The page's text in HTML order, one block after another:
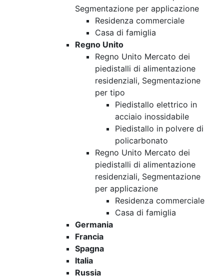
Segmentazione per applicazione
Residenza commerciale
Casa di famiglia
Regno Unito
Regno Unito Mercato dei
piedistalli di alimentazione
residenziali, Segmentazione
per tipo
Piedistallo elettrico in
acciaio inossidabile
Piedistallo in polvere di
policarbonato
Regno Unito Mercato dei
piedistalli di alimentazione
residenziali, Segmentazione
per applicazione
Residenza commerciale
Casa di famiglia
Germania
Francia
Spagna
Italia
Russia